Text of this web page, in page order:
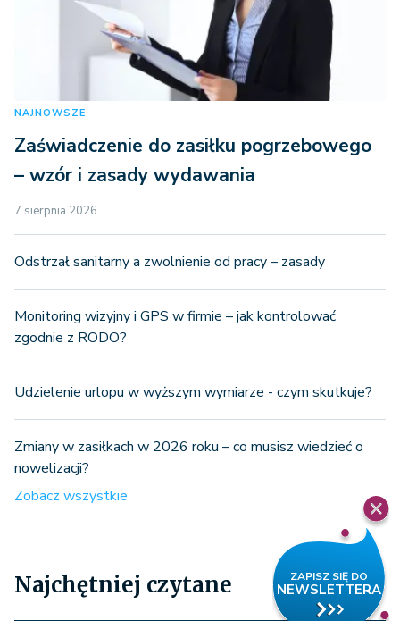
NAJNOWSZE
Zaświadczenie do zasiłku pogrzebowego
– wzór i zasady wydawania
7 sierpnia 2026
Odstrzał sanitarny a zwolnienie od pracy – zasady
Monitoring wizyjny i GPS w firmie – jak kontrolować
zgodnie z RODO?
Udzielenie urlopu w wyższym wymiarze - czym skutkuje?
Zmiany w zasiłkach w 2026 roku – co musisz wiedzieć o
nowelizacji?
Zobacz wszystkie
Najchętniej czytane